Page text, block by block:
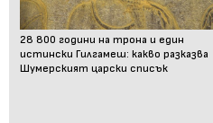
28 800 години на трона и един
истински Гилгамеш: какво разказва
Шумерският царски списък